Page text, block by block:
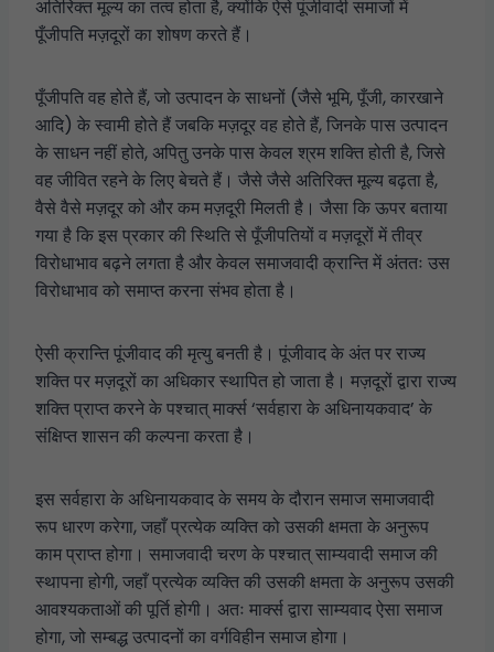
अतिरिक्त मूल्य का तत्व होता है, क्योंकि ऐसे पूंजीवादी समाजों में
पूँजीपति मज़दूरों का शोषण करते हैं।
पूँजीपति वह होते हैं, जो उत्पादन के साधनों (जैसे भूमि, पूँजी, कारखाने
आदि) के स्वामी होते हैं जबकि मज़दूर वह होते हैं, जिनके पास उत्पादन
के साधन नहीं होते, अपितु उनके पास केवल श्रम शक्ति होती है, जिसे
वह जीवित रहने के लिए बेचते हैं। जैसे जैसे अतिरिक्त मूल्य बढ़ता है,
वैसे वैसे मज़दूर को और कम मज़दूरी मिलती है। जैसा कि ऊपर बताया
गया है कि इस प्रकार की स्थिति से पूँजीपतियों व मज़दूरों में तीव्र
विरोधाभाव बढ़ने लगता है और केवल समाजवादी क्रान्ति में अंततः उस
विरोधाभाव को समाप्त करना संभव होता है।
ऐसी क्रान्ति पूंजीवाद की मृत्यु बनती है। पूंजीवाद के अंत पर राज्य
शक्ति पर मज़दूरों का अधिकार स्थापित हो जाता है। मज़दूरों द्वारा राज्य
शक्ति प्राप्त करने के पश्चात् मार्क्स ‘सर्वहारा के अधिनायकवाद’ के
संक्षिप्त शासन की कल्पना करता है।
इस सर्वहारा के अधिनायकवाद के समय के दौरान समाज समाजवादी
रूप धारण करेगा, जहाँ प्रत्येक व्यक्ति को उसकी क्षमता के अनुरूप
काम प्राप्त होगा। समाजवादी चरण के पश्चात् साम्यवादी समाज की
स्थापना होगी, जहाँ प्रत्येक व्यक्ति की उसकी क्षमता के अनुरूप उसकी
आवश्यकताओं की पूर्ति होगी। अतः मार्क्स द्वारा साम्यवाद ऐसा समाज
होगा, जो सम्बद्ध उत्पादनों का वर्गविहीन समाज होगा।